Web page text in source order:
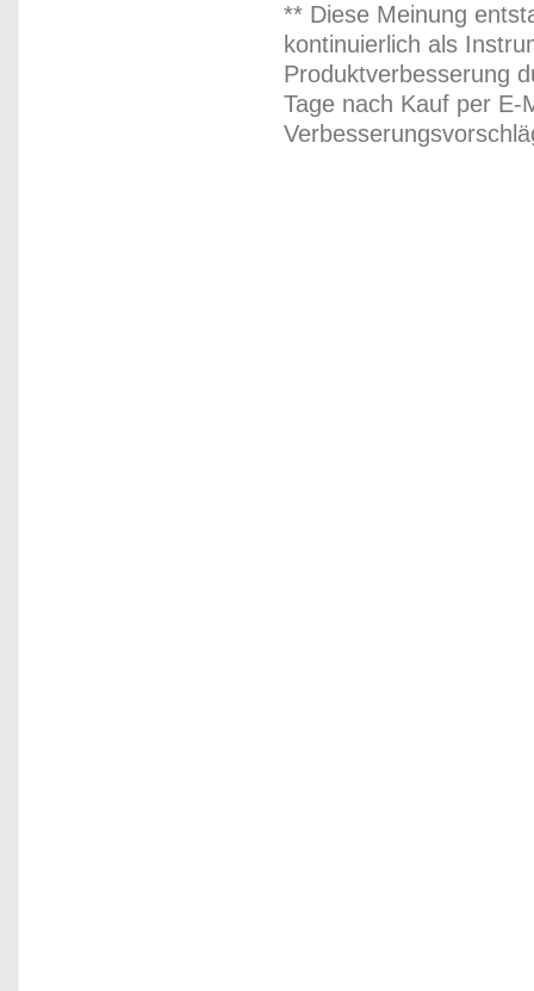
** Diese Meinung
kontinuierlich als
Produktverbesserung
Tage nach Kauf per E-